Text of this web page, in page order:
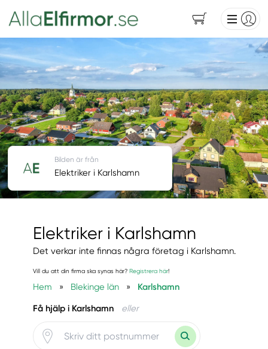
Elektriker i Karlshamn
Det verkar inte finnas några företag i Karlshamn.
Vill du att din firma ska synas här? Registrera här!
Hem » Blekinge län » Karlshamn
Få hjälp i Karlshamn eller
Bilden är från
Elektriker i Karlshamn